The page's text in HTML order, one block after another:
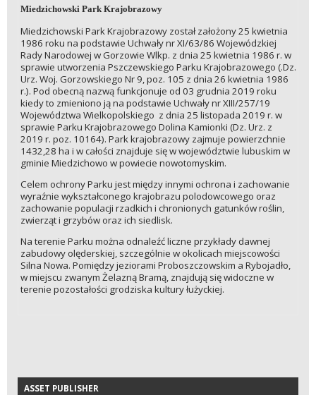
Miedzichowski Park Krajobrazowy
Miedzichowski Park Krajobrazowy został założony 25 kwietnia
1986 roku na podstawie Uchwały nr XI/63/86 Wojewódzkiej
Rady Narodowej w Gorzowie Wlkp. z dnia 25 kwietnia 1986 r. w
sprawie utworzenia Pszczewskiego Parku Krajobrazowego (.Dz.
Urz. Woj. Gorzowskiego Nr 9, poz. 105 z dnia 26 kwietnia 1986
r.). Pod obecną nazwą funkcjonuje od 03 grudnia 2019 roku
kiedy to zmieniono ją na podstawie Uchwały nr XIII/257/19
Województwa Wielkopolskiego z dnia 25 listopada 2019 r. w
sprawie Parku Krajobrazowego Dolina Kamionki (Dz. Urz. z
2019 r. poz. 10164). Park krajobrazowy zajmuje powierzchnie
1432,28 ha i w całości znajduje się w województwie lubuskim w
gminie Miedzichowo w powiecie nowotomyskim.
Celem ochrony Parku jest między innymi ochrona i zachowanie
wyraźnie wykształconego krajobrazu polodowcowego oraz
zachowanie populacji rzadkich i chronionych gatunków roślin,
zwierząt i grzybów oraz ich siedlisk.
Na terenie Parku można odnaleźć liczne przykłady dawnej
zabudowy olęderskiej, szczególnie w okolicach miejscowości
Silna Nowa. Pomiędzy jeziorami Proboszczowskim a Rybojadło,
w miejscu zwanym Żelazną Bramą, znajdują się widoczne w
terenie pozostałości grodziska kultury łużyckiej.
ASSET PUBLISHER
ASSET PUBLISHER